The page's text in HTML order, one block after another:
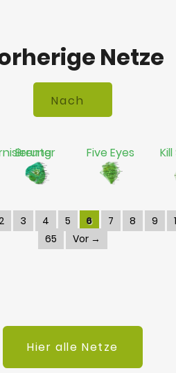
Netze
Brenter Five Eyes
3 4 5 6 7 8 9
65
Vor →
Hier alle Netze